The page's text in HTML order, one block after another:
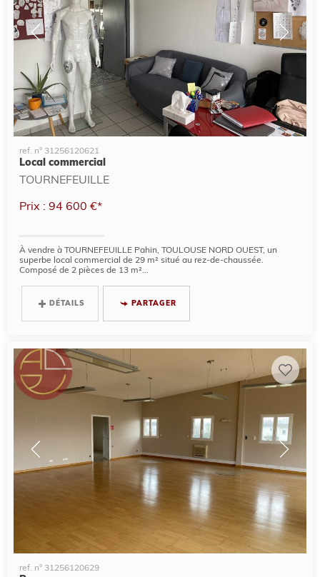
ref. n° 31256120621
Local commercial
TOURNEFEUILLE
Prix : 94 600 €*
À vendre à TOURNEFEUILLE Pahin, TOULOUSE NORD OUEST, un
superbe local commercial de 29 m² situé au rez-de-chaussée.
Composé de 2 pièces de 13 m²...
DÉTAILS PARTAGER
ref. n° 31256120629